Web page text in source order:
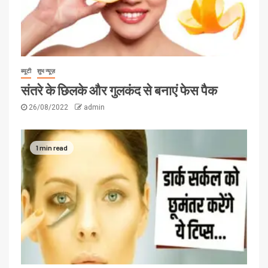
ब्यूटी शुभ न्यूज़
संतरे के छिलके और गुलकंद से बनाएं फेस पैक
26/08/2022 admin
1 min read